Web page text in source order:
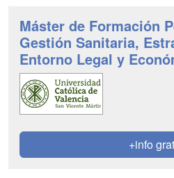
Máster de Formación
Gestión Sanitaria,
Entorno Legal y
+info